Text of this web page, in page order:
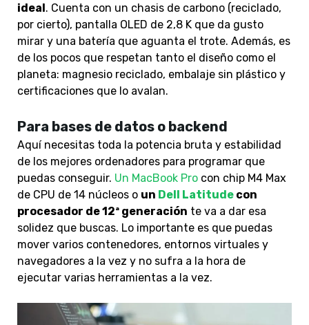
ideal. Cuenta con un chasis de carbono (reciclado,
por cierto), pantalla OLED de 2,8 K que da gusto
mirar y una batería que aguanta el trote. Además, es
de los pocos que respetan tanto el diseño como el
planeta: magnesio reciclado, embalaje sin plástico y
certificaciones que lo avalan.
Para bases de datos o backend
Aquí necesitas toda la potencia bruta y estabilidad
de los mejores ordenadores para programar que
puedas conseguir. Un MacBook Pro con chip M4 Max
de CPU de 14 núcleos o un Dell Latitude con
procesador de 12ª generación te va a dar esa
solidez que buscas. Lo importante es que puedas
mover varios contenedores, entornos virtuales y
navegadores a la vez y no sufra a la hora de
ejecutar varias herramientas a la vez.